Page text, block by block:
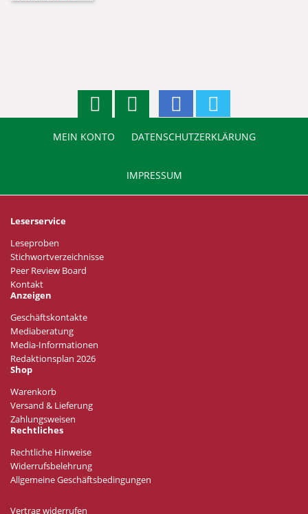
MEIN KONTO DATENSCHUTZERKLÄRUNG
IMPRESSUM
Leserservice
Leseproben
Stichwortverzeichnisse
Peer Review Board
Kontakt
Anzeigen
Geschäftskontakte
Mediaberatung
Media-Informationen
Redaktionsplan 2026
Shop
Warenkorb
Versand & Lieferung
Zahlungsweisen
Rechtliches
Rechtliche Hinweise
Widerrufsbelehrung
Allgemeine Geschäftsbedingungen
Vertrag widerrufen